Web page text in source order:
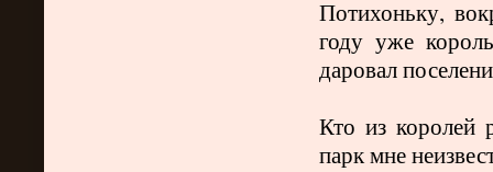
Потихоньку,
году уже
даровал
Кто из королей
парк мне